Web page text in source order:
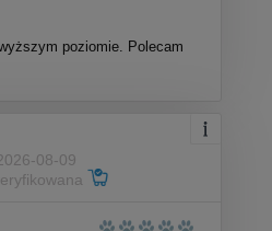
poziomie. Polecam
08-09